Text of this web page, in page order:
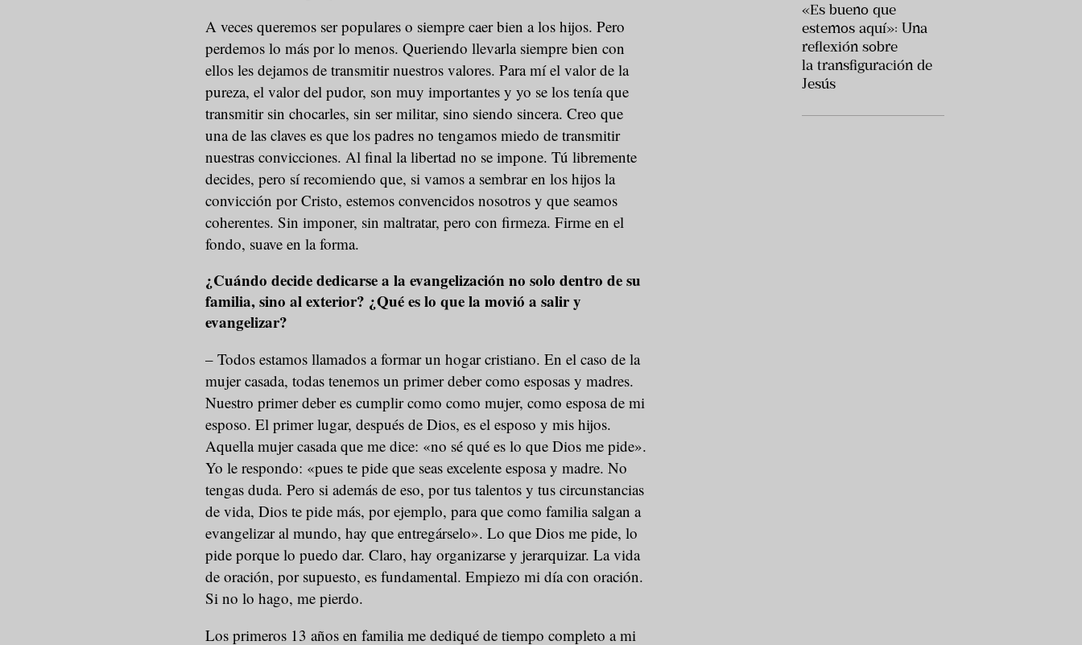
A veces queremos ser populares o siempre caer bien a los hijos. Pero
perdemos lo más por lo menos. Queriendo llevarla siempre bien con
ellos les dejamos de transmitir nuestros valores. Para mí el valor de la
pureza, el valor del pudor, son muy importantes y yo se los tenía que
transmitir sin chocarles, sin ser militar, sino siendo sincera. Creo que
una de las claves es que los padres no tengamos miedo de transmitir
nuestras convicciones. Al final la libertad no se impone. Tú libremente
decides, pero sí recomiendo que, si vamos a sembrar en los hijos la
convicción por Cristo, estemos convencidos nosotros y que seamos
coherentes. Sin imponer, sin maltratar, pero con firmeza. Firme en el
fondo, suave en la forma.
¿Cuándo decide dedicarse a la evangelización no solo dentro de su
familia, sino al exterior? ¿Qué es lo que la movió a salir y
evangelizar?
– Todos estamos llamados a formar un hogar cristiano. En el caso de la
mujer casada, todas tenemos un primer deber como esposas y madres.
Nuestro primer deber es cumplir como como mujer, como esposa de mi
esposo. El primer lugar, después de Dios, es el esposo y mis hijos.
Aquella mujer casada que me dice: «no sé qué es lo que Dios me pide».
Yo le respondo: «pues te pide que seas excelente esposa y madre. No
tengas duda. Pero si además de eso, por tus talentos y tus circunstancias
de vida, Dios te pide más, por ejemplo, para que como familia salgan a
evangelizar al mundo, hay que entregárselo». Lo que Dios me pide, lo
pide porque lo puedo dar. Claro, hay organizarse y jerarquizar. La vida
de oración, por supuesto, es fundamental. Empiezo mi día con oración.
Si no lo hago, me pierdo.
Los primeros 13 años en familia me dediqué de tiempo completo a mi
«Es bueno que
estemos aquí»: Una
reflexión sobre
la transfiguración de
Jesús